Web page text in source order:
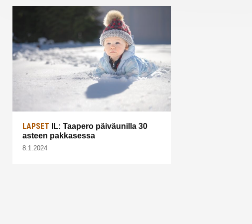
LAPSET IL: Taapero päiväunilla 30
asteen pakkasessa
8.1.2024